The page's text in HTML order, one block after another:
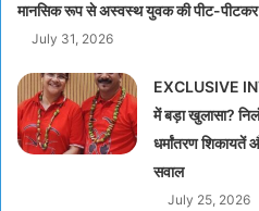
मानसिक रूप से अस्वस्थ युवक की पीट-पीटकर
July 31, 2026
EXCLUSIVE
में बड़ा खुलासा?
धर्मांतरण शिकायतें
सवाल
July 25, 2026